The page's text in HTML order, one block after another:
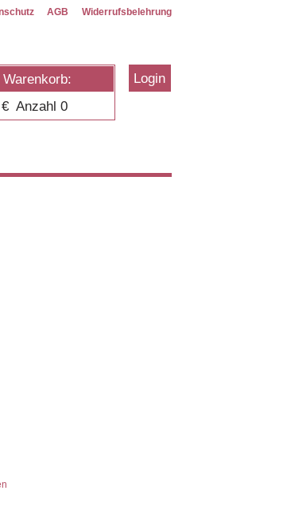
AGB Widerrufsbelehrung
Login
Warenkorb:
€ Anzahl 0